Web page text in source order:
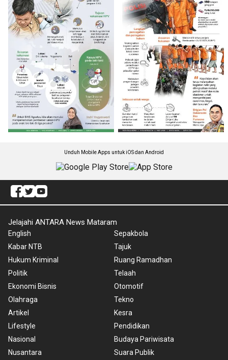
Unduh Mobile Apps untuk iOS dan Android
Jelajahi ANTARA News Mataram
English
Kabar NTB
Hukum Kriminal
Politik
Ekonomi Bisnis
Olahraga
Artikel
Lifestyle
Nasional
Nusantara
Sepakbola
Tajuk
Ruang Ramadhan
Telaah
Otomotif
Tekno
Kesra
Pendidikan
Budaya Pariwisata
Suara Publik